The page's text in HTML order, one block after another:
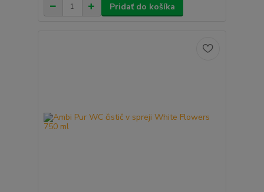
Pridať do košíka